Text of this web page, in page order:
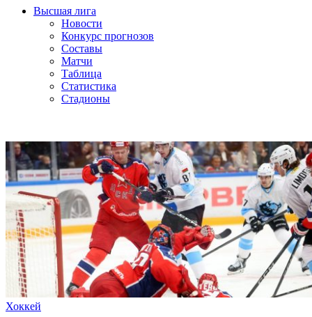
Высшая лига
Новости
Конкурс прогнозов
Составы
Матчи
Таблица
Статистика
Стадионы
Хоккей